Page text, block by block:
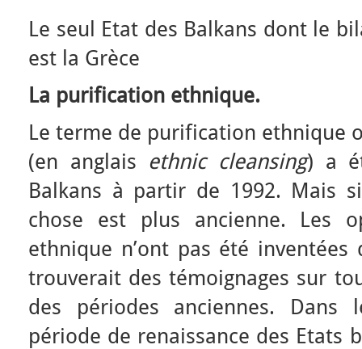
Le seul Etat des Balkans dont le
est la Grèce
La purification ethnique.
Le terme de purification ethnique
(en anglais ethnic cleansing) a
Balkans à partir de 1992. Mais
chose est plus ancienne. Les
ethnique n’ont pas été inventées
trouverait des témoignages sur
des périodes anciennes.
période de renaissance des Etats